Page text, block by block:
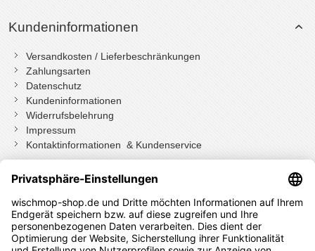
Kundeninformationen
Versandkosten / Lieferbeschränkungen
Zahlungsarten
Datenschutz
Kundeninformationen
Widerrufsbelehrung
Impressum
Kontaktinformationen & Kundenservice
Wenn Sie mit Kundenkonto bestellt haben, können Sie sich
einloggen
und bei der Bestellung in Ihrem Konto den Widerrufen Button
drücken.